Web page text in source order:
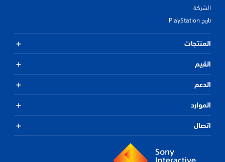
الشركة
تاريخ PlayStation
المنتجات
القيم
الدعم
الموارد
اتصال